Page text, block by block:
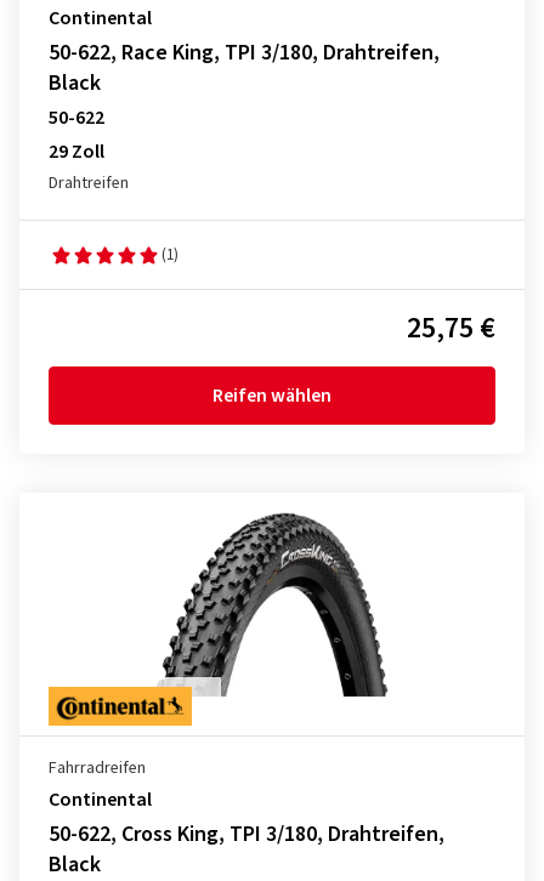
Continental
50-622, Race King, TPI 3/180, Drahtreifen,
Black
50-622
29 Zoll
Drahtreifen
(1)
25,75 €
Reifen wählen
Fahrradreifen
Continental
50-622, Cross King, TPI 3/180, Drahtreifen,
Black